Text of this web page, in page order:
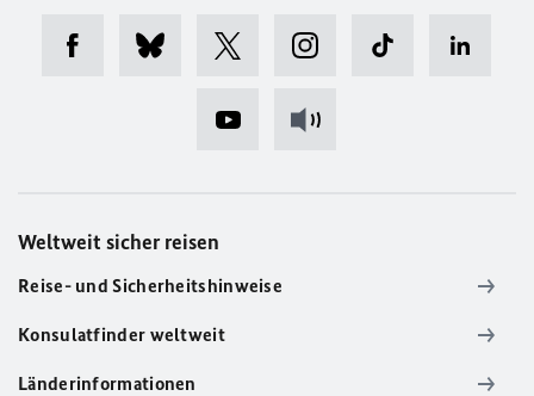
Weltweit sicher reisen
Reise- und Sicherheitshinweise
Konsulatfinder weltweit
Länderinformationen